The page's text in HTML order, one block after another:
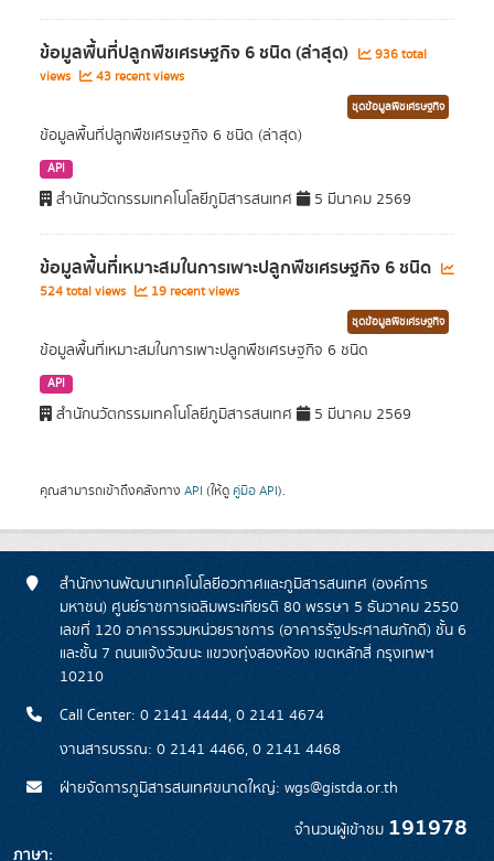
ข้อมูลพื้นที่ปลูกพืชเศรษฐกิจ 6 ชนิด (ล่าสุด)
936 total
views
43 recent views
ชุดข้อมูลพืชเศรษฐกิจ
ข้อมูลพื้นที่ปลูกพืชเศรษฐกิจ 6 ชนิด (ล่าสุด)
API
สำนักนวัตกรรมเทคโนโลยีภูมิสารสนเทศ 5 มีนาคม 2569
ข้อมูลพื้นที่เหมาะสมในการเพาะปลูกพืชเศรษฐกิจ 6 ชนิด
524 total views 19 recent views
ชุดข้อมูลพืชเศรษฐกิจ
ข้อมูลพื้นที่เหมาะสมในการเพาะปลูกพืชเศรษฐกิจ 6 ชนิด
API
สำนักนวัตกรรมเทคโนโลยีภูมิสารสนเทศ 5 มีนาคม 2569
คุณสามารถเข้าถึงคลังทาง API (ให้ดู คู่มือ API).
สำนักงานพัฒนาเทคโนโลยีอวกาศและภูมิสารสนเทศ (องค์การ
มหาชน) ศูนย์ราชการเฉลิมพระเกียรติ 80 พรรษา 5 ธันวาคม 2550
เลขที่ 120 อาคารรวมหน่วยราชการ (อาคารรัฐประศาสนภักดี) ชั้น 6
และชั้น 7 ถนนแจ้งวัฒนะ แขวงทุ่งสองห้อง เขตหลักสี่ กรุงเทพฯ
10210
Call Center: 0 2141 4444, 0 2141 4674
งานสารบรรณ: 0 2141 4466, 0 2141 4468
ฝ่ายจัดการภูมิสารสนเทศขนาดใหญ่: wgs@gistda.or.th
จำนวนผู้เข้าชม 191978
ภาษา